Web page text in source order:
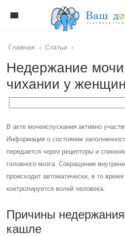
Главная › Статьи ›
Недержание
чихании у
В акте мочеиспускания активно
Информация о состоянии
передается через рецепторы и
головного мозга. Сокращение
происходит автоматически, в то
контролируется волей человека.
Причины
кашле